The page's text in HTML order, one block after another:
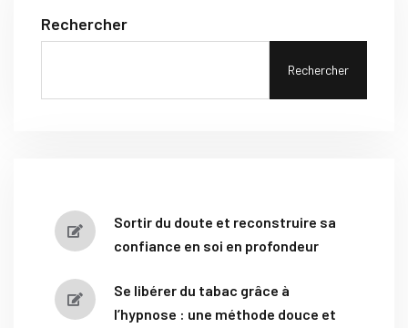
Rechercher
Rechercher
Sortir du doute et reconstruire sa
confiance en soi en profondeur
Se libérer du tabac grâce à
l’hypnose : une méthode douce et